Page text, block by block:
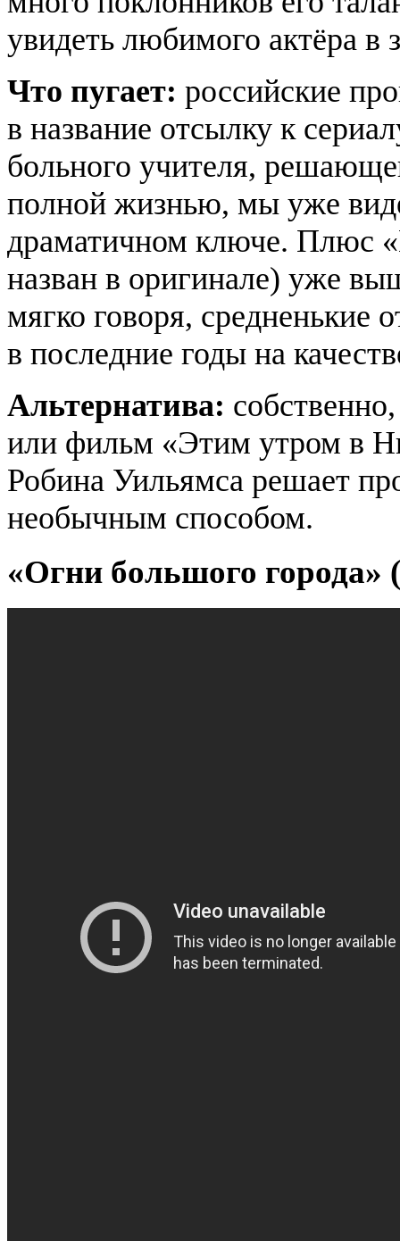
увидеть любимого актёра в
Что пугает: российские
в название отсылку к
больного учителя,
полной жизнью, мы уже
драматичном ключе. Плюс
назван в оригинале) уже
мягко говоря, средненькие
в последние годы на
Альтернатива:
или фильм «Этим утром в
Робина Уильямса решает
необычным способом.
«Огни большого города»